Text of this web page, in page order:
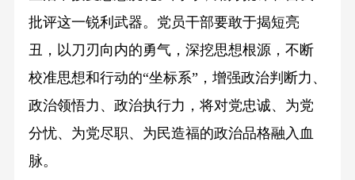
批评这一锐利武器。党员干部要敢于揭短亮
丑，以刀刃向内的勇气，深挖思想根源，不断
校准思想和行动的“坐标系”，增强政治判断力、
政治领悟力、政治执行力，将对党忠诚、为党
分忧、为党尽职、为民造福的政治品格融入血
脉。